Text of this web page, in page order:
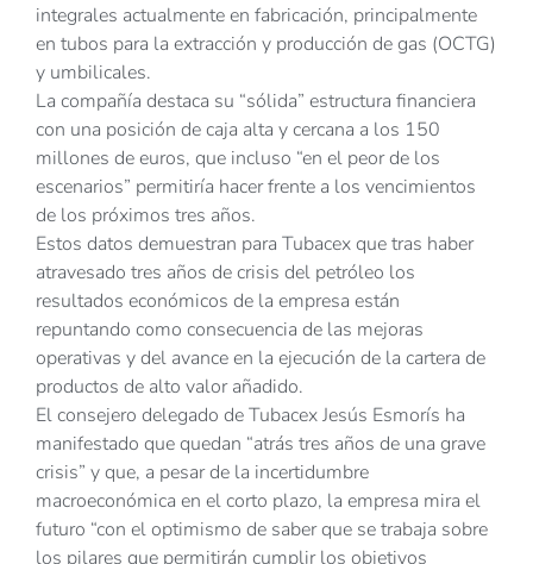
integrales actualmente en fabricación, principalmente
en tubos para la extracción y producción de gas (OCTG)
y umbilicales.
La compañía destaca su “sólida” estructura financiera
con una posición de caja alta y cercana a los 150
millones de euros, que incluso “en el peor de los
escenarios” permitiría hacer frente a los vencimientos
de los próximos tres años.
Estos datos demuestran para Tubacex que tras haber
atravesado tres años de crisis del petróleo los
resultados económicos de la empresa están
repuntando como consecuencia de las mejoras
operativas y del avance en la ejecución de la cartera de
productos de alto valor añadido.
El consejero delegado de Tubacex Jesús Esmorís ha
manifestado que quedan “atrás tres años de una grave
crisis” y que, a pesar de la incertidumbre
macroeconómica en el corto plazo, la empresa mira el
futuro “con el optimismo de saber que se trabaja sobre
los pilares que permitirán cumplir los objetivos